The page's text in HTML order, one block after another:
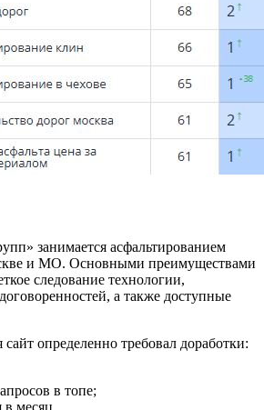
занимается асфальтированием
и МО. Основными преимуществами
следование технологии,
а также доступные
определенно требовал доработки:
в топе;
в месяц.